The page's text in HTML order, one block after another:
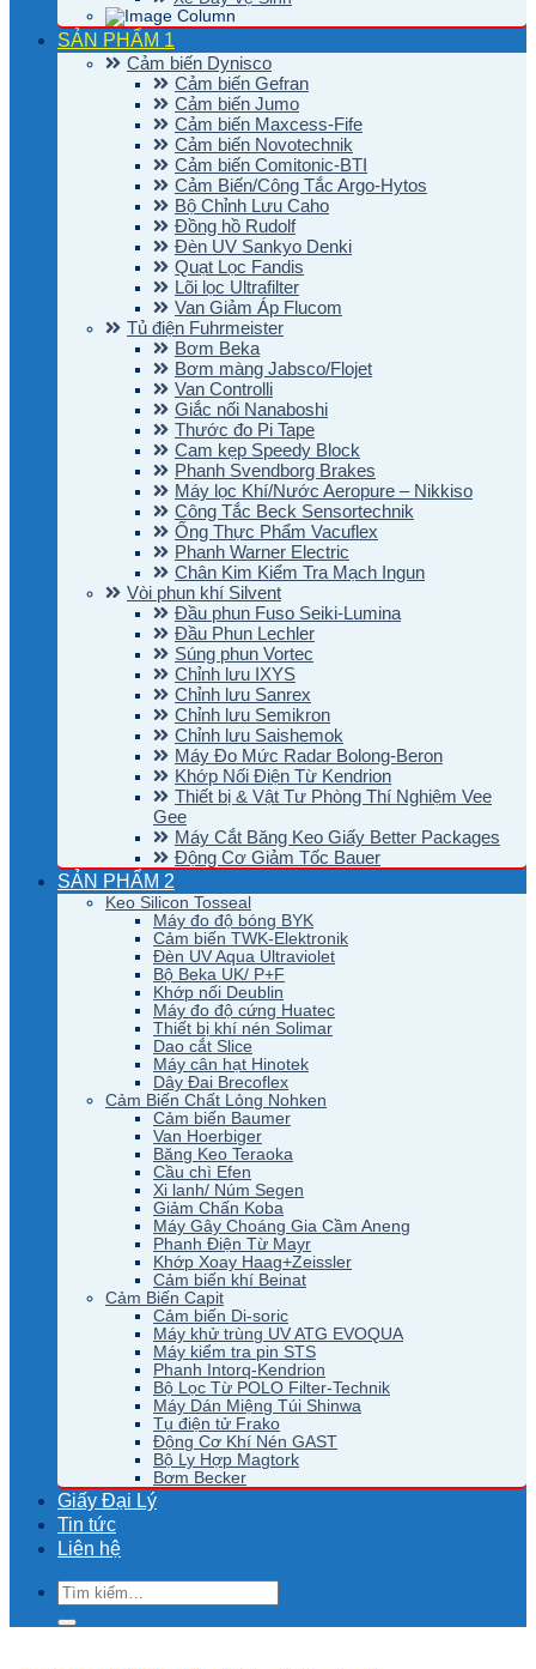
SẢN PHẨM 1
Cảm biến Dynisco
Cảm biến Gefran
Cảm biến Jumo
Cảm biến Maxcess-Fife
Cảm biến Novotechnik
Cảm biến Comitonic-BTI
Cảm Biến/Công Tắc Argo-Hytos
Bộ Chỉnh Lưu Caho
Đồng hồ Rudolf
Đèn UV Sankyo Denki
Quạt Lọc Fandis
Lõi lọc Ultrafilter
Van Giảm Áp Flucom
Tủ điện Fuhrmeister
Bơm Beka
Bơm màng Jabsco/Flojet
Van Controlli
Giắc nối Nanaboshi
Thước đo Pi Tape
Cam kẹp Speedy Block
Phanh Svendborg Brakes
Máy lọc Khí/Nước Aeropure – Nikkiso
Công Tắc Beck Sensortechnik
Ống Thực Phẩm Vacuflex
Phanh Warner Electric
Chân Kim Kiểm Tra Mạch Ingun
Vòi phun khí Silvent
Đầu phun Fuso Seiki-Lumina
Đầu Phun Lechler
Súng phun Vortec
Chỉnh lưu IXYS
Chỉnh lưu Sanrex
Chỉnh lưu Semikron
Chỉnh lưu Saishemok
Máy Đo Mức Radar Bolong-Beron
Khớp Nối Điện Từ Kendrion
Thiết bị & Vật Tư Phòng Thí Nghiệm Vee
Gee
Máy Cắt Băng Keo Giấy Better Packages
Động Cơ Giảm Tốc Bauer
SẢN PHẨM 2
Keo Silicon Tosseal
Máy đo độ bóng BYK
Cảm biến TWK-Elektronik
Đèn UV Aqua Ultraviolet
Bộ Beka UK/ P+F
Khớp nối Deublin
Máy đo độ cứng Huatec
Thiết bị khí nén Solimar
Dao cắt Slice
Máy cân hạt Hinotek
Dây Đai Brecoflex
Cảm Biến Chất Lỏng Nohken
Cảm biến Baumer
Van Hoerbiger
Băng Keo Teraoka
Cầu chì Efen
Xi lanh/ Núm Segen
Giảm Chấn Koba
Máy Gây Choáng Gia Cầm Aneng
Phanh Điện Từ Mayr
Khớp Xoay Haag+Zeissler
Cảm biến khí Beinat
Cảm Biến Capit
Cảm biến Di-soric
Máy khử trùng UV ATG EVOQUA
Máy kiểm tra pin STS
Phanh Intorq-Kendrion
Bộ Lọc Từ POLO Filter-Technik
Máy Dán Miệng Túi Shinwa
Tụ điện tử Frako
Động Cơ Khí Nén GAST
Bộ Ly Hợp Magtork
Bơm Becker
Giấy Đại Lý
Tin tức
Liên hệ
Tìm
kiếm: